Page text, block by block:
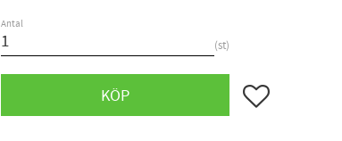
Antal
st
KÖP Lägg till i favoriter